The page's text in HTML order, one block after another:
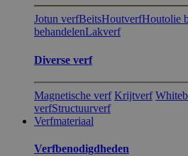
Jotun verfBeitsHoutverfHoutolie
behandelenLakverf
Diverse verf
Magnetische verf Krijtverf
verfStructuurverf
Verfmateriaal
Verfbenodigdheden